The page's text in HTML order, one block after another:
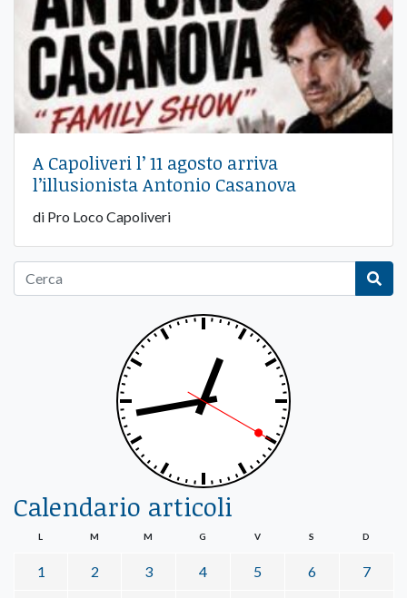
A Capoliveri l’ 11 agosto arriva
l’illusionista Antonio Casanova
di Pro Loco Capoliveri
Calendario articoli
L M M G V S D
1 2 3 4 5 6 7